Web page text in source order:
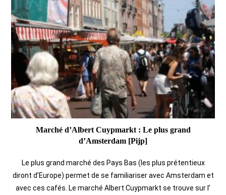
Marché d’Albert Cuypmarkt : Le plus grand
d’Amsterdam [Pijp]
Le plus grand marché des Pays Bas (les plus prétentieux
diront d’Europe) permet de se familiariser avec Amsterdam et
avec ces cafés. Le marché Albert Cuypmarkt se trouve sur l’